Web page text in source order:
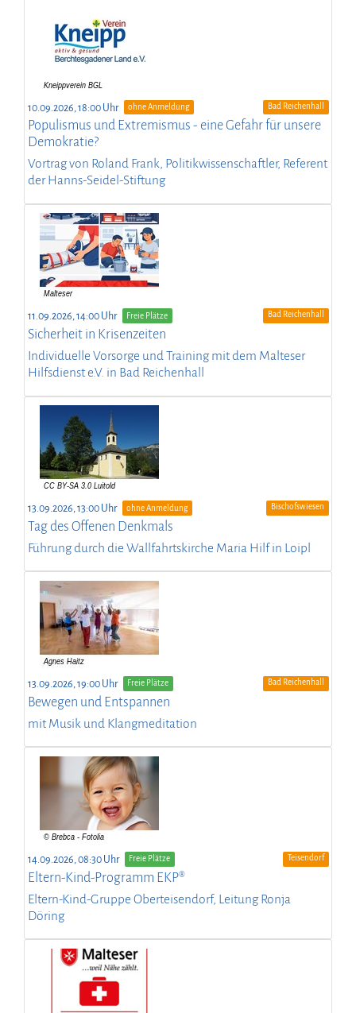
10.09.2026, 18:00 Uhr ohne Anmeldung Bad Reichenhall
Populismus und Extremismus - eine Gefahr für unsere
Demokratie?
Vortrag von Roland Frank, Politikwissenschaftler, Referent
der Hanns-Seidel-Stiftung
11.09.2026, 14:00 Uhr Freie Plätze Bad Reichenhall
Sicherheit in Krisenzeiten
Individuelle Vorsorge und Training mit dem Malteser
Hilfsdienst e.V. in Bad Reichenhall
13.09.2026, 13:00 Uhr ohne Anmeldung Bischofswiesen
Tag des Offenen Denkmals
Führung durch die Wallfahrtskirche Maria Hilf in Loipl
13.09.2026, 19:00 Uhr Freie Plätze Bad Reichenhall
Bewegen und Entspannen
mit Musik und Klangmeditation
14.09.2026, 08:30 Uhr Freie Plätze Teisendorf
Eltern-Kind-Programm EKP®
Eltern-Kind-Gruppe Oberteisendorf, Leitung Ronja
Döring